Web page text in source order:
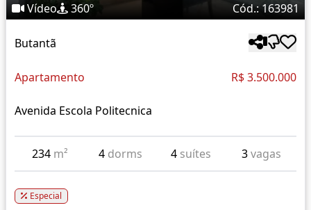
Vídeo 360º Cód.: 163981
Butantã
Apartamento R$ 3.500.000
Avenida Escola Politecnica
234 m² 4 dorms 4 suítes 3vagas
Especial